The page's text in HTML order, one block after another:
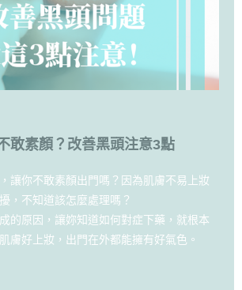
敢素顏？改善黑頭注意3點
讓你不敢素顏出門嗎？因為肌膚不易上妝
，不知道該怎麼處理嗎？
的原因，讓妳知道如何對症下藥，就根本
膚好上妝，出門在外都能擁有好氣色。